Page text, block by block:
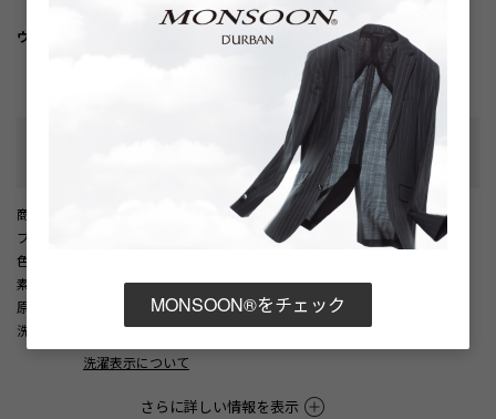
ウォッシャブル/家庭洗濯対応
商品番号
ブランド商品番号
色
素材
原産国
洗濯記号
洗濯表示について
さらに詳しい情報を表示
MONSOON®をチェック